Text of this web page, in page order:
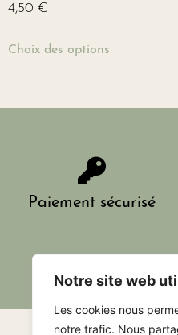
Notre site web
Les cookies nous
notre trafic. Nous
4,50 €
Choix des options
Paiement sécurisé